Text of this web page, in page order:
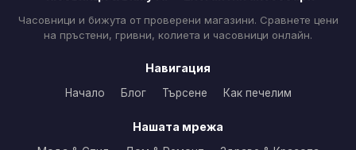
Часовници и бижута от проверени магазини. Сравнете цени
на пръстени, гривни, колиета и часовници онлайн.
Навигация
Начало Блог Търсене Как печелим
Нашата мрежа